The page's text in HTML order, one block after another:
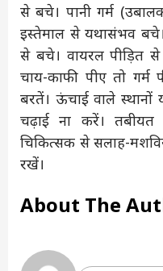
से बचे। पानी गर्म
इस्तेमाल से यथासंभव
से बचे। वायरल पीड़ित से
चाय-काफी पीए तो गर्म
बरतें। ऊंचाई वाले स्थानों
चढ़ाई ना करें। तबीयत
चिकित्सक से सलाह-
रखें।
About The